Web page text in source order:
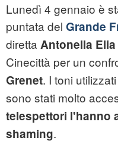
Lunedì 4 gennaio è
puntata del Grande
diretta Antonella Elia
Cinecittà per un
Grenet. I toni
sono stati molto
telespettori l'hanno
shaming.